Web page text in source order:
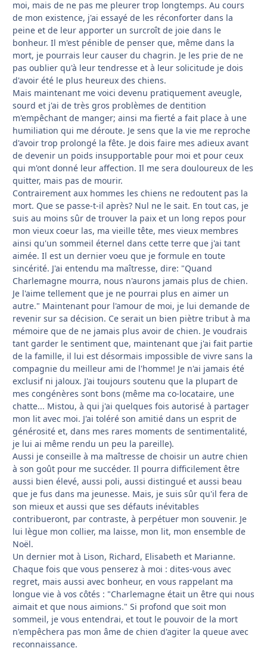
moi, mais de ne pas me pleurer trop longtemps. Au cours
de mon existence, j'ai essayé de les réconforter dans la
peine et de leur apporter un surcroît de joie dans le
bonheur. Il m'est pénible de penser que, même dans la
mort, je pourrais leur causer du chagrin. Je les prie de ne
pas oublier qu'à leur tendresse et à leur solicitude je dois
d'avoir été le plus heureux des chiens.
Mais maintenant me voici devenu pratiquement aveugle,
sourd et j'ai de très gros problèmes de dentition
m'empêchant de manger; ainsi ma fierté a fait place à une
humiliation qui me déroute. Je sens que la vie me reproche
d'avoir trop prolongé la fête. Je dois faire mes adieux avant
de devenir un poids insupportable pour moi et pour ceux
qui m'ont donné leur affection. Il me sera douloureux de les
quitter, mais pas de mourir.
Contrairement aux hommes les chiens ne redoutent pas la
mort. Que se passe-t-il après? Nul ne le sait. En tout cas, je
suis au moins sûr de trouver la paix et un long repos pour
mon vieux coeur las, ma vieille tête, mes vieux membres
ainsi qu'un sommeil éternel dans cette terre que j'ai tant
aimée. Il est un dernier voeu que je formule en toute
sincérité. J'ai entendu ma maîtresse, dire: "Quand
Charlemagne mourra, nous n'aurons jamais plus de chien.
Je l'aime tellement que je ne pourrai plus en aimer un
autre." Maintenant pour l'amour de moi, je lui demande de
revenir sur sa décision. Ce serait un bien piètre tribut à ma
mémoire que de ne jamais plus avoir de chien. Je voudrais
tant garder le sentiment que, maintenant que j'ai fait partie
de la famille, il lui est désormais impossible de vivre sans la
compagnie du meilleur ami de l'homme! Je n'ai jamais été
exclusif ni jaloux. J'ai toujours soutenu que la plupart de
mes congénères sont bons (même ma co-locataire, une
chatte... Mistou, à qui j'ai quelques fois autorisé à partager
mon lit avec moi. J'ai toléré son amitié dans un esprit de
générosité et, dans mes rares moments de sentimentalité,
je lui ai même rendu un peu la pareille).
Aussi je conseille à ma maîtresse de choisir un autre chien
à son goût pour me succéder. Il pourra difficilement être
aussi bien élevé, aussi poli, aussi distingué et aussi beau
que je fus dans ma jeunesse. Mais, je suis sûr qu'il fera de
son mieux et aussi que ses défauts inévitables
contribueront, par contraste, à perpétuer mon souvenir. Je
lui lègue mon collier, ma laisse, mon lit, mon ensemble de
Noël.
Un dernier mot à Lison, Richard, Elisabeth et Marianne.
Chaque fois que vous penserez à moi : dites-vous avec
regret, mais aussi avec bonheur, en vous rappelant ma
longue vie à vos côtés : "Charlemagne était un être qui nous
aimait et que nous aimions." Si profond que soit mon
sommeil, je vous entendrai, et tout le pouvoir de la mort
n'empêchera pas mon âme de chien d'agiter la queue avec
reconnaissance.